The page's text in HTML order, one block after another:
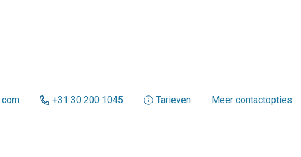
+31 30 200 1045 Tarieven Meer contactopties